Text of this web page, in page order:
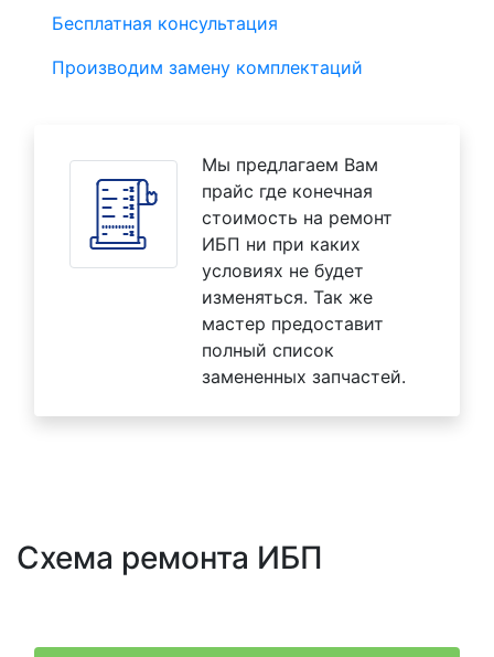
Бесплатная консультация
Производим замену комплектаций
Мы предлагаем Вам
прайс где конечная
стоимость на ремонт
ИБП ни при каких
условиях не будет
изменяться. Так же
мастер предоставит
полный список
замененных запчастей.
Схема ремонта ИБП